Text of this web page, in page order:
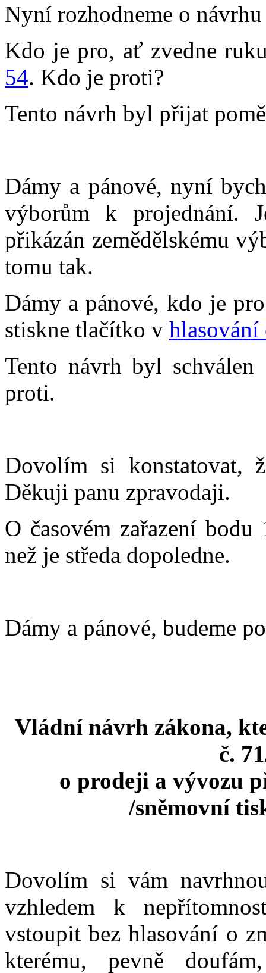
Nyní rozhodneme o
Kdo je pro, ať zvedne
54. Kdo je proti?
Tento návrh byl přijat
Dámy a pánové, nyní
výborům k projednání.
přikázán zemědělskému
tomu tak.
Dámy a pánové, kdo je
stiskne tlačítko v hlasování
Tento návrh byl
proti.
Dovolím si konstatovat,
Děkuji panu zpravodaji.
O časovém zařazení
než je středa dopoledne.
Dámy a pánové, budeme
Vládní návrh zákona,
č.
o prodeji a vývozu
/sněmovní
Dovolím si vám
vzhledem k
vstoupit bez hlasování o
kterému, pevně